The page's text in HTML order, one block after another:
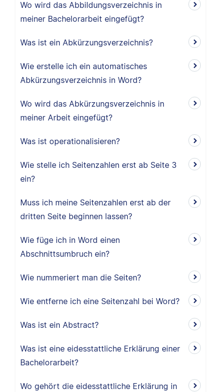
Wo wird das Abbildungsverzeichnis in
meiner Bachelorarbeit eingefügt?
Was ist ein Abkürzungsverzeichnis?
Wie erstelle ich ein automatisches
Abkürzungsverzeichnis in Word?
Wo wird das Abkürzungsverzeichnis in
meiner Arbeit eingefügt?
Was ist operationalisieren?
Wie stelle ich Seitenzahlen erst ab Seite 3
ein?
Muss ich meine Seitenzahlen erst ab der
dritten Seite beginnen lassen?
Wie füge ich in Word einen
Abschnittsumbruch ein?
Wie nummeriert man die Seiten?
Wie entferne ich eine Seitenzahl bei Word?
Was ist ein Abstract?
Was ist eine eidesstattliche Erklärung einer
Bachelorarbeit?
Wo gehört die eidesstattliche Erklärung in